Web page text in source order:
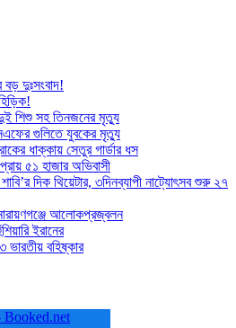
বড় দুঃসংবাদ!
দুই শিশু সহ তিনজনের মৃত্যু
গুলিতে যুবকের ‍মৃত্যু
ধাক্কায় সেতুর গার্ডার ধস
৫১ হাজার অভিবাসী
শাবি’র দিক থিয়েটার, ৩দিনব্যাপী নাট্যোৎসব শুরু ২৭
আলোকপ্রজ্বলন
ইরানের
ভারতীয় বহিষ্কার